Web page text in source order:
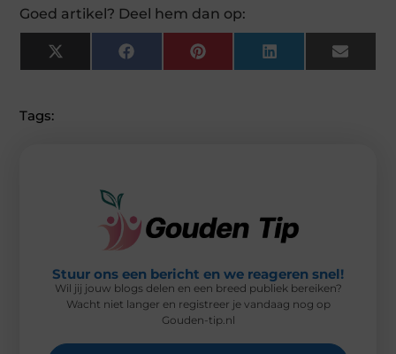
Goed artikel? Deel hem dan op:
X
(
F
A
P
I
L
I
E
M
Tags:
Stuur ons een bericht en we reageren snel!
Wil jij jouw blogs delen en een breed publiek bereiken?
Wacht niet langer en registreer je vandaag nog op
Gouden-tip.nl